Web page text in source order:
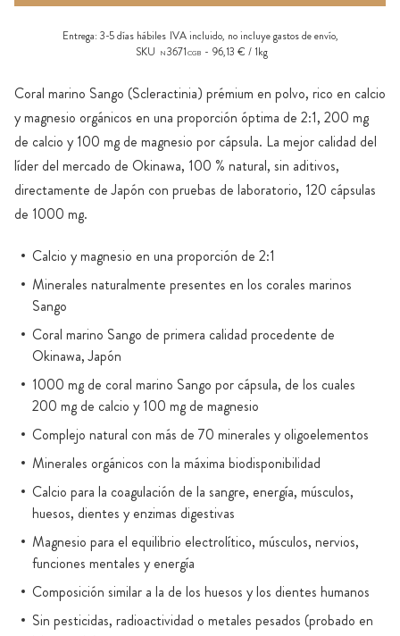
Coral marino Sango (Scleractinia) prémium en polvo, rico en calcio
y magnesio orgánicos en una proporción óptima de 2:1, 200 mg
de calcio y 100 mg de magnesio por cápsula. La mejor calidad del
líder del mercado de Okinawa, 100 % natural, sin aditivos,
directamente de Japón con pruebas de laboratorio, 120 cápsulas
de 1000 mg.
Calcio y magnesio en una proporción de 2:1
Minerales naturalmente presentes en los corales marinos
Sango
Coral marino Sango de primera calidad procedente de
Okinawa, Japón
1000 mg de coral marino Sango por cápsula, de los cuales
200 mg de calcio y 100 mg de magnesio
Complejo natural con más de 70 minerales y oligoelementos
Minerales orgánicos con la máxima biodisponibilidad
Calcio para la coagulación de la sangre, energía, músculos,
huesos, dientes y enzimas digestivas
Magnesio para el equilibrio electrolítico, músculos, nervios,
funciones mentales y energía
Composición similar a la de los huesos y los dientes humanos
Sin pesticidas, radioactividad o metales pesados (probado en
Entrega: 3-5 días hábiles IVA incluido, no incluyegastos de envío,
SKU
N3671CGB 96,13 € / 1kg